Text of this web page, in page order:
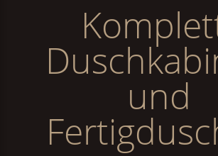
und